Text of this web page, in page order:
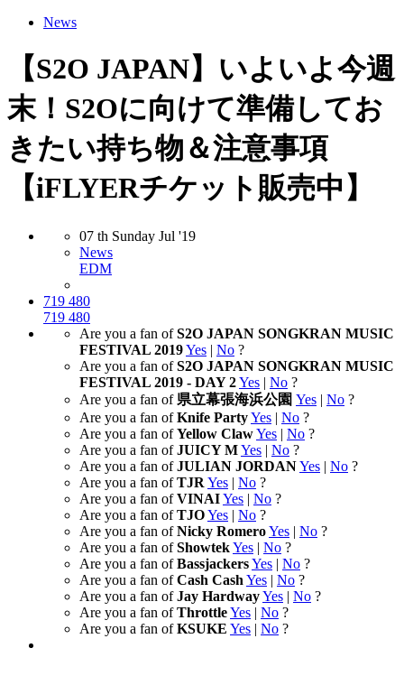
News
【S2O JAPAN】いよいよ今週
末！S2Oに向けて準備してお
きたい持ち物＆注意事項
【iFLYERチケット販売中】
07 th Sunday Jul '19
News
EDM
719 480
719 480
Are you a fan ofS2O JAPAN SONGKRAN MUSIC
FESTIVAL 2019Yes | No ?
Are you a fan ofS2O JAPAN SONGKRAN MUSIC
FESTIVAL 2019 - DAY 2Yes | No ?
Are you a fan of 県立幕張海浜公園 Yes | No ?
Are you a fan ofKnife PartyYes | No ?
Are you a fan ofYellow ClawYes | No ?
Are you a fan ofJUICY MYes | No ?
Are you a fan ofJULIAN JORDANYes | No ?
Are you a fan ofTJR Yes | No ?
Are you a fan ofVINAIYes | No ?
Are you a fan ofTJOYes | No ?
Are you a fan ofNicky RomeroYes | No ?
Are you a fan ofShowtekYes | No ?
Are you a fan ofBassjackersYes | No ?
Are you a fan ofCash Cash Yes | No ?
Are you a fan ofJay HardwayYes | No ?
Are you a fan ofThrottleYes | No ?
Are you a fan ofKSUKE Yes | No ?